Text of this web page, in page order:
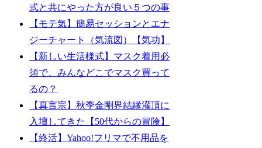
式と共にやった方が良い５つの事
【モテ気】簡易セッションとエナ
ジーチャート（気流図）【気功】
【新しい生活様式】マスク着用必
須で、みんなどこでマスク買って
るの？
【真言宗】秋季金剛界結縁灌頂に
入壇してきた【50代からの冒険】
【終活】Yahoo!フリマで不用品を